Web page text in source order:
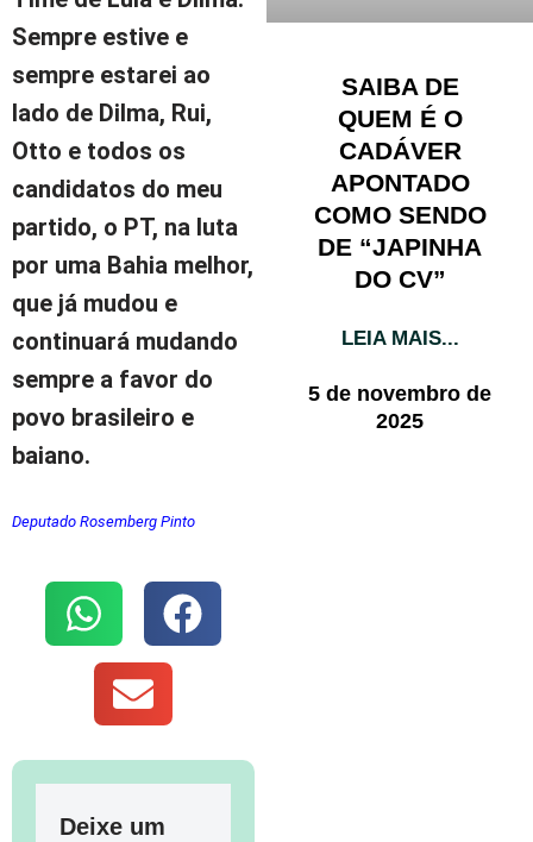
Sempre estive e
sempre estarei ao
lado de Dilma, Rui,
Otto e todos os
candidatos do meu
partido, o PT, na luta
por uma Bahia melhor,
que já mudou e
continuará mudando
sempre a favor do
povo brasileiro e
baiano.
Deputado Rosemberg Pinto
Deixe um
SAIBA DE
QUEM É O
CADÁVER
APONTADO
COMO SENDO
DE “JAPINHA
DO CV”
LEIA MAIS...
5 de novembro de
2025